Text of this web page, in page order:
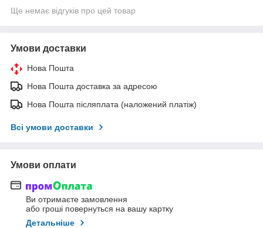
Ще немає відгуків про цей товар
Умови доставки
Нова Пошта
Нова Пошта доставка за адресою
Нова Пошта післяплата (наложений платіж)
Всі умови доставки
Умови оплати
Ви отримаєте замовлення
або гроші повернуться на вашу картку
Детальніше